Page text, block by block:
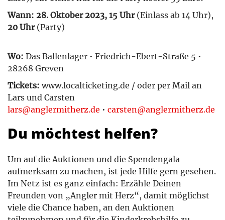
Wann: 28. Oktober 2023, 15 Uhr(Einlass ab 14 Uhr),
20 Uhr(Party)
Wo: Das Ballenlager • Friedrich-Ebert-Straße 5 •
28268 Greven
Tickets: www.localticketing.de / oder per Mail an
Lars und Carsten
lars@anglermitherz.de • carsten@anglermitherz.de
Du möchtest helfen?
Um auf die Auktionen und die Spendengala
aufmerksam zu machen, ist jede Hilfe gern gesehen.
Im Netz ist es ganz einfach: Erzähle Deinen
Freunden von „Angler mit Herz“, damit möglichst
viele die Chance haben, an den Auktionen